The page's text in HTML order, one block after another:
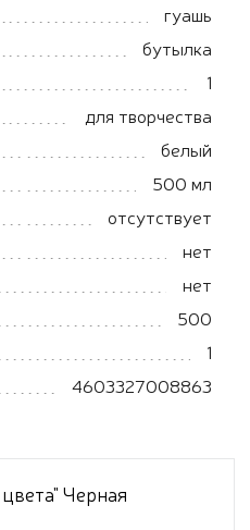
гуашь
бутылка
1
для творчества
белый
500 мл
отсутствует
нет
нет
500
1
4603327008863
Черная